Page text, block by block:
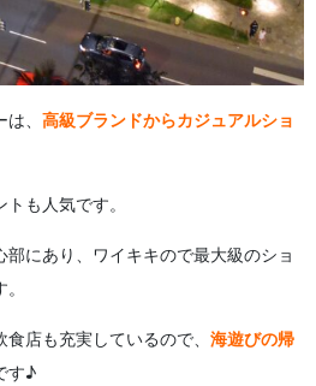
、 高級ブランドからカジュアルショ
も人気です。
にあり、ワイキキので最大級のショ
店も充実しているので、 海遊びの帰
す♪